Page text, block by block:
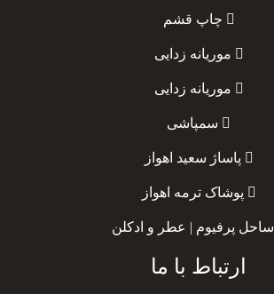
چاپ قشم
موریانه زدایی
موریانه زدایی
سمپاشی
پاساژ سعید اهواز
پوشاک ترمه اهواز
ساحل پرفیوم | عطر و ادکلن
ارتباط با ما